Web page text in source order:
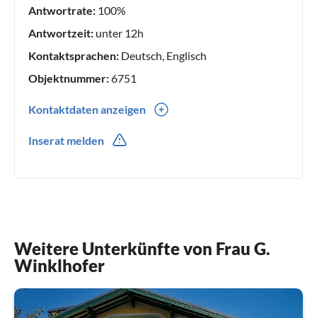
Antwortrate: 100%
Antwortzeit: unter 12h
Kontaktsprachen: Deutsch, Englisch
Objektnummer:6751
Kontaktdaten anzeigen
Inserat melden
Weitere Unterkünfte von Frau G.
Winklhofer